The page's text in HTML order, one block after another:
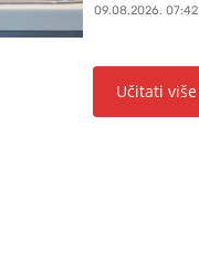
09.08.2026. 07:42
Učitati više